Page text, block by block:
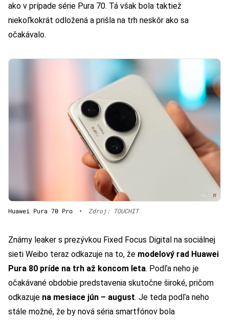
ako v prípade série Pura 70. Tá však bola taktiež
niekoľkokrát odložená a prišla na trh neskôr ako sa
očakávalo.
Huawei Pura 70 Pro • Zdroj: TOUCHIT
Známy leaker s prezývkou Fixed Focus Digital na sociálnej
sieti Weibo teraz odkazuje na to, že modelový rad Huawei
Pura 80 príde na trh až koncom leta. Podľa neho je
očakávané obdobie predstavenia skutočne široké, pričom
odkazuje na mesiace jún – august. Je teda podľa neho
stále možné, že by nová séria smartfónov bola